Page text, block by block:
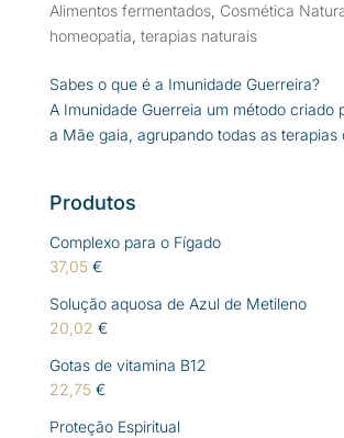
Alimentos fermentados, Cosmética
homeopatia, terapias naturais
Sabes o que é a Imunidade Guerreira?
A Imunidade Guerreia um método criado
a Mãe gaia, agrupando todas as terapias
Produtos
Complexo para o Fígado
37,05 €
Solução aquosa de Azul de Metileno
20,02 €
Gotas de vitamina B12
22,75 €
Proteção Espiritual